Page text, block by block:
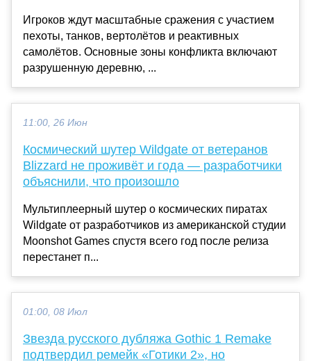
Игроков ждут масштабные сражения с участием
пехоты, танков, вертолётов и реактивных
самолётов. Основные зоны конфликта включают
разрушенную деревню, ...
11:00, 26 Июн
Космический шутер Wildgate от ветеранов
Blizzard не проживёт и года — разработчики
объяснили, что произошло
Мультиплеерный шутер о космических пиратах
Wildgate от разработчиков из американской студии
Moonshot Games спустя всего год после релиза
перестанет п...
01:00, 08 Июл
Звезда русского дубляжа Gothic 1 Remake
подтвердил ремейк «Готики 2», но